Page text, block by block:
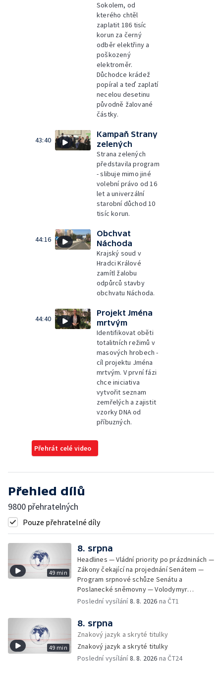
Sokolem, od
kterého chtěl
zaplatit 186 tisíc
korun za černý
odběr elektřiny a
poškozený
elektroměr.
Důchodce krádež
popíral a teď zaplatí
necelou desetinu
původně žalované
částky.
43:40
Kampaň Strany
zelených
Strana zelených
představila program
- slibuje mimo jiné
volební právo od 16
let a univerzální
starobní důchod 10
tisíc korun.
44:16
Obchvat
Náchoda
Krajský soud v
Hradci Králové
zamítl žalobu
odpůrců stavby
obchvatu Náchoda.
44:40
Projekt Jména
mrtvým
Identifikovat oběti
totalitních režimů v
masových hrobech -
cíl projektu Jména
mrtvým. V první fázi
chce iniciativa
vytvořit seznam
zemřelých a zajistit
vzorky DNA od
příbuzných.
Přehrát celé video
Přehled dílů
9800 přehratelných
Pouze přehratelné díly
49 min
8. srpna
Headlines — Vládní priority po prázdninách —
Zákony čekající na projednání Senátem —
Program srpnové schůze Senátu a
Poslanecké sněmovny — Volodymyr
Zelenskyj jednal poprvé v Bělehradě —
provoz nelegálních domovů pro seniory —
Populace Česka stárne — Čekací lhůty na
přijetí do domovů pro seniory — Tisza
vybrala kandidáta na prezidenta — Tréninky
soutěžních párů StarDance — Následky
Poslední vysílání8. 8. 2026 na ČT1
49 min
8. srpna
Znakový jazyk a skryté titulky
Znakový jazyk a skryté titulky
Poslední vysílání8. 8. 2026 na ČT24